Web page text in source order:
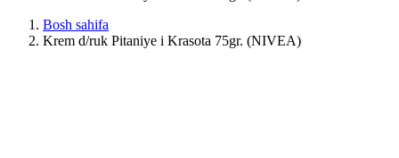
Bosh sahifa
Krem d/ruk Pitaniye i Krasota 75gr. (NIVEA)